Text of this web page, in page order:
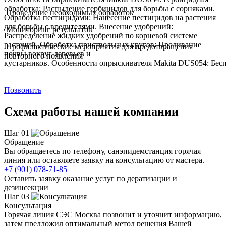
обработка: Распыление гербицидов для борьбы с сорняками.
Обработка пестицидами: Нанесение пестицидов на растения
для борьбы с вредителями. Внесение удобрений:
Распределение жидких удобрений по корневой системе
растений. Обработка приствольных кругов: Проливание
почвы вокруг деревьев и
кустарников. Особенности опрыскивателя Makita DUS054:
Проведение необходимых обработок
Мониторинг результатов
Профилактические мероприятия для предотвращения
повторного появления
Позвонить
Схема работы нашей компании
Шаг 01
Обращение
Вы обращаетесь по телефону, санэпидемстанция горячая
линия или оставляете заявку на консультацию от мастера.
+7 (901) 078-71-85
Оставить заявку оказание услуг по дератизации и
дезинсекции
Шаг 03
Консультация
Горячая линия СЭС Москва позвонит и уточнит информацию,
затем предложил оптимальный метод решения Вашей